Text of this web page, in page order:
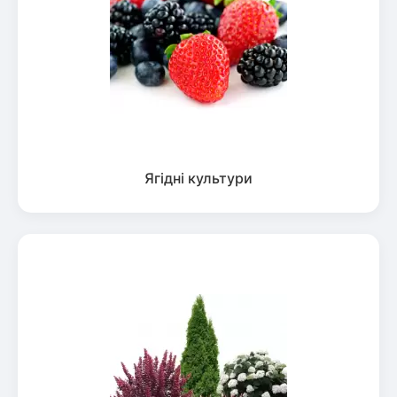
Ягідні культури